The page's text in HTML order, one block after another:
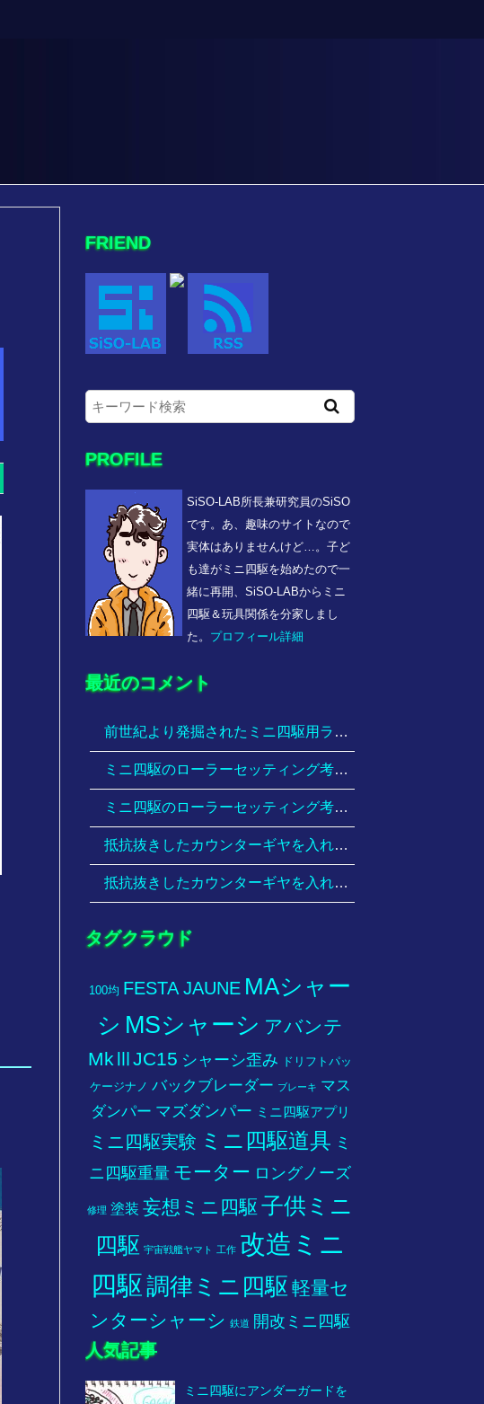
FRIEND
PROFILE
SiSO-LAB所長兼研究員のSiSO
です。あ、趣味のサイトなので
実体はありませんけど…。子ど
も達がミニ四駆を始めたので一
緒に再開、SiSO-LABからミニ
四駆＆玩具関係を分家しまし
た。 プロフィール詳細
最近のコメント
前世紀より発掘されたミニ四駆用ラップタイマー（タミヤ ミニ四駆ラップタイマー 15184 ）、分解してみる。動くのかな、これ。
ミニ四駆のローラーセッティング考察 、ローラー径は大きいほうが有利？について考えてみる。
ミニ四駆のローラーセッティング考察 、ローラー径は大きいほうが有利？について考えてみる。
抵抗抜きしたカウンターギヤを入れると本当にミニ四駆が速くなるのかスピードチェッカーで実験して検証！
抵抗抜きしたカウンターギヤを入れると本当にミニ四駆が速くなるのかスピードチェッカーで実験して検証！
タグクラウド
100均 FESTA JAUNE MAシャー
シ MSシャーシ アバンテ
MkⅢJC15 シャーシ歪み ドリフトパッ
ケージナノ バックブレーダー ブレーキ マス
ダンパー マズダンパー ミニ四駆アプリ
ミニ四駆実験 ミニ四駆道具 ミ
ニ四駆重量 モーター ロングノーズ
修理 塗装 妄想ミニ四駆 子供ミニ
四駆 宇宙戦艦ヤマト 工作 改造ミニ
四駆調律ミニ四駆 軽量セ
ンターシャーシ 鉄道 開改ミニ四駆
人気記事
ミニ四駆にアンダーガードを